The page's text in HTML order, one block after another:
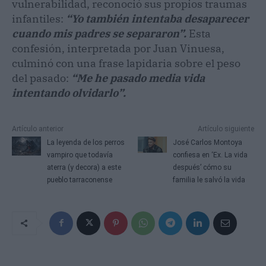
vulnerabilidad, reconoció sus propios traumas
infantiles: “Yo también intentaba desaparecer
cuando mis padres se separaron”. Esta
confesión, interpretada por Juan Vinuesa,
culminó con una frase lapidaria sobre el peso
del pasado: “Me he pasado media vida
intentando olvidarlo”.
Artículo anterior
La leyenda de los perros
vampiro que todavía
aterra (y decora) a este
pueblo tarraconense
Artículo siguiente
José Carlos Montoya
confiesa en ‘Ex. La vida
después’ cómo su
familia le salvó la vida